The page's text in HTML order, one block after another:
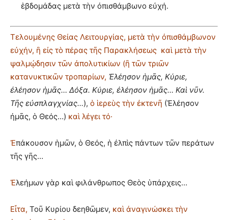
ἑβδομάδας μετὰ τὴν ὀπισθάμβωνο εὐχή.
Τελουμένης Θείας Λειτουργίας, μετὰ τὴν ὀπισθάμβωνον
εὐχήν, ἢ εἰς τὸ πέρας τῆς Παρακλήσεως καὶ μετὰ τὴν
ψαλμῴδησιν τῶν ἀπολυτικίων (ἢ τῶν τριῶν
κατανυκτικῶν τροπαρίων, Ἐλέησον ἡμᾶς, Κύριε,
ἐλέησον ἡμᾶς… Δόξα. Κύριε, ἐλέησον ἡμᾶς… Καὶ νῦν.
Τῆς εὐσπλαγχνίας…), ὁ ἱερεὺς τὴν ἐκτενῆ (Ἐλέησον
ἠμᾶς, ὁ Θεός…) καὶ λέγει τό·
Ἐπάκουσον ἡμῶν, ὁ Θεός, ἡ ἐλπὶς πάντων τῶν περάτων
τῆς γῆς…
Ἐλεήμων γὰρ καὶ φιλάνθρωπος Θεὸς ὑπάρχεις…
Εἶτα, Τοῦ Κυρίου δεηθῶμεν, καὶ ἀναγινώσκει τὴν